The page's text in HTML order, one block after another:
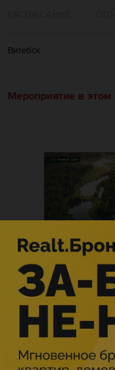
Витебск
Мероприятие в
Описание
Московский